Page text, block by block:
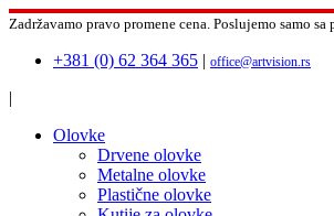
Zadržavamo pravo promene cena. Poslujemo samo
+381 (0) 62 364 365 | office@artvision.rs
|
Olovke
Drvene olovke
Metalne olovke
Plastične olovke